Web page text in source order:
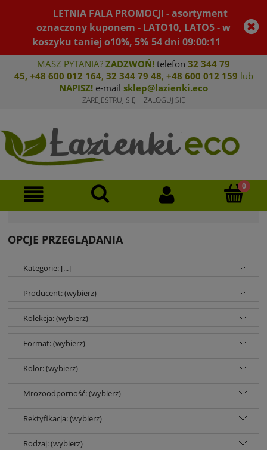
LETNIA FALA PROMOCJI - asortyment
oznaczony kuponem - LATO10, LATO5 - w
koszyku taniej o10%, 5% 54dni09:00:10
MASZ PYTANIA? ZADZWOŃ! telefon 32 344 79
45, +48 600 012 164, 32 344 79 48, +48 600 012 159 lub
NAPISZ! e-mail sklep@lazienki.eco
ZAREJESTRUJ SIĘ ZALOGUJ SIĘ
OPCJE PRZEGLĄDANIA
Kategorie: [...]
Producent: (wybierz)
Kolekcja: (wybierz)
Format: (wybierz)
Kolor: (wybierz)
Mrozoodporność: (wybierz)
Rektyfikacja: (wybierz)
Rodzaj: (wybierz)